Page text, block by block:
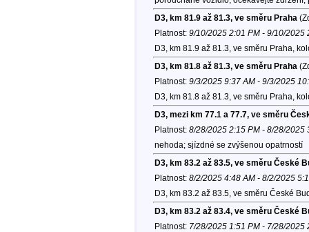
D3, km 81.9 až 81.3, ve směru Praha
Platnost: 9/10/2025 2:01 PM - 9/10/2025
D3, km 81.9 až 81.3, ve směru Praha,
D3, km 81.8 až 81.3, ve směru Praha
Platnost: 9/3/2025 9:37 AM - 9/3/2025
D3, km 81.8 až 81.3, ve směru Praha,
D3, mezi km 77.1 a 77.7, ve směru
Platnost: 8/28/2025 2:15 PM - 8/28/2025
nehoda; sjízdné se zvýšenou opatrností
D3, km 83.2 až 83.5, ve směru České
Platnost: 8/2/2025 4:48 AM - 8/2/2025
D3, km 83.2 až 83.5, ve směru České
D3, km 83.2 až 83.4, ve směru České
Platnost: 7/28/2025 1:51 PM - 7/28/2025